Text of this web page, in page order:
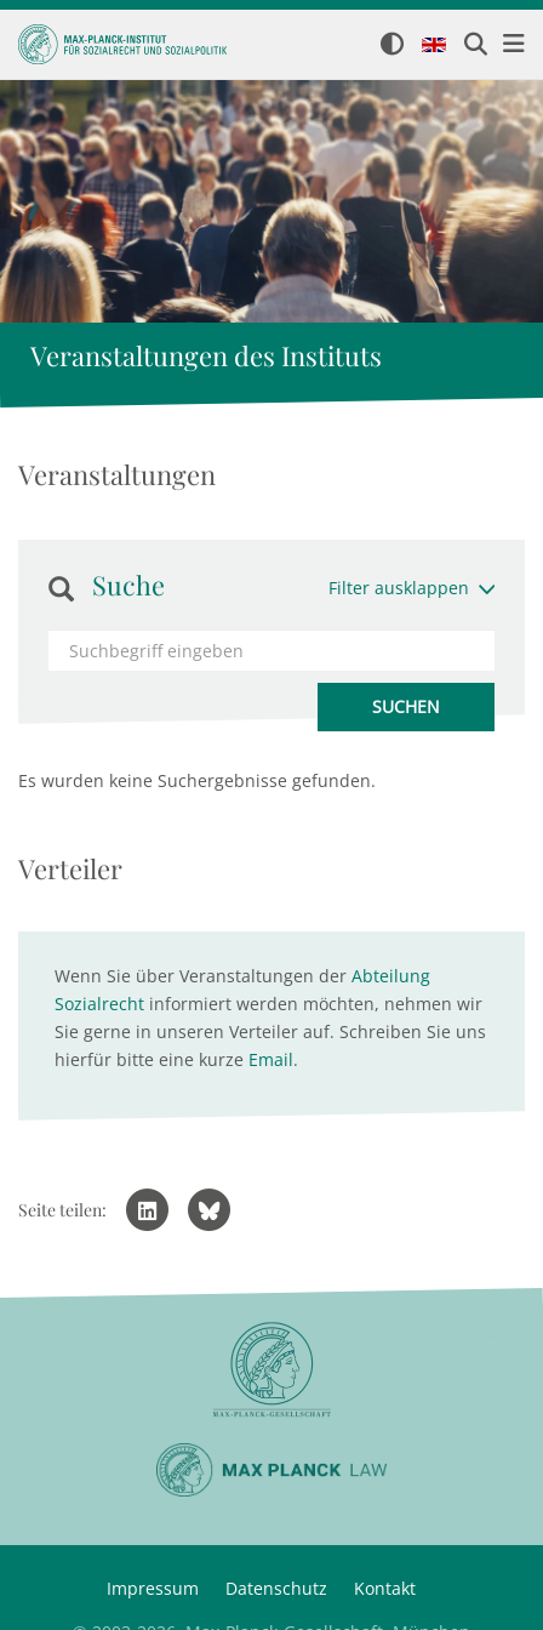
Veranstaltungen des Instituts
Veranstaltungen
Suche Filter ausklappen
Es wurden keine Suchergebnisse gefunden.
Verteiler
Wenn Sie über Veranstaltungen der Abteilung
Sozialrecht informiert werden möchten, nehmen wir
Sie gerne in unseren Verteiler auf. Schreiben Sie uns
hierfür bitte eine kurze Email.
Seite teilen:
Impressum Datenschutz
Kontakt